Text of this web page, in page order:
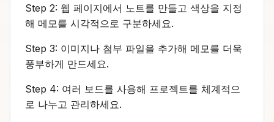
Step 2: 웹 페이지에서 노트를 만들고 색상을 지정
해 메모를 시각적으로 구분하세요.
Step 3: 이미지나 첨부 파일을 추가해 메모를 더욱
풍부하게 만드세요.
Step 4: 여러 보드를 사용해 프로젝트를 체계적으
로 나누고 관리하세요.